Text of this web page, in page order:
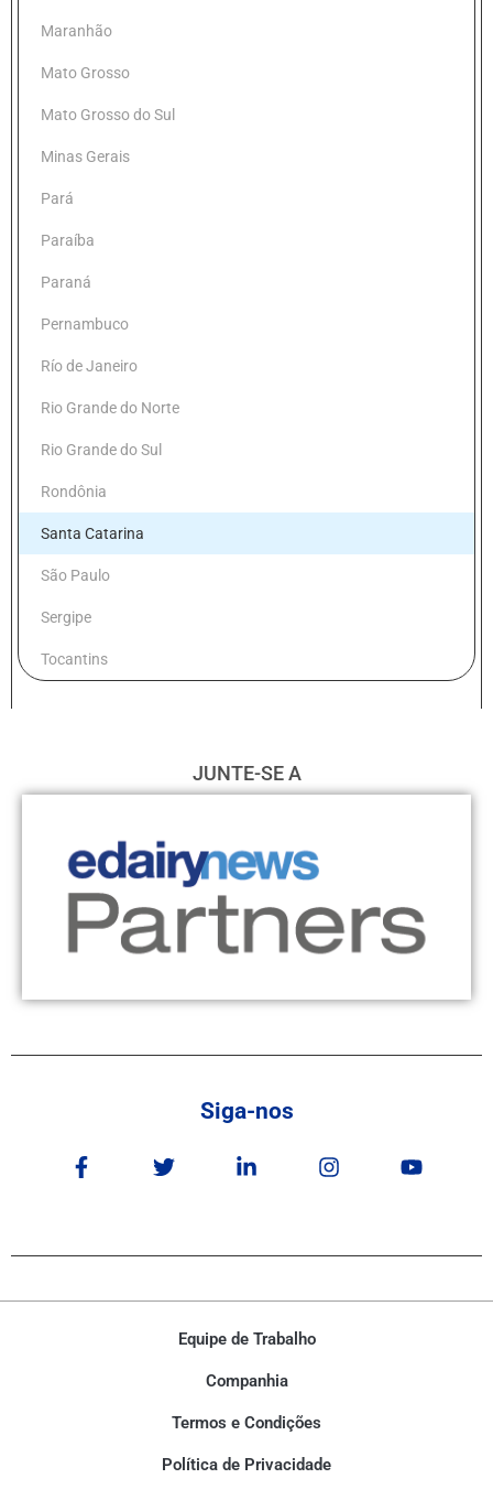
Maranhão
Mato Grosso
Mato Grosso do Sul
Minas Gerais
Pará
Paraíba
Paraná
Pernambuco
Río de Janeiro
Rio Grande do Norte
Rio Grande do Sul
Rondônia
Santa Catarina
São Paulo
Sergipe
Tocantins
JUNTE-SE A
Siga-nos
Equipe de Trabalho
Companhia
Termos e Condições
Política de Privacidade